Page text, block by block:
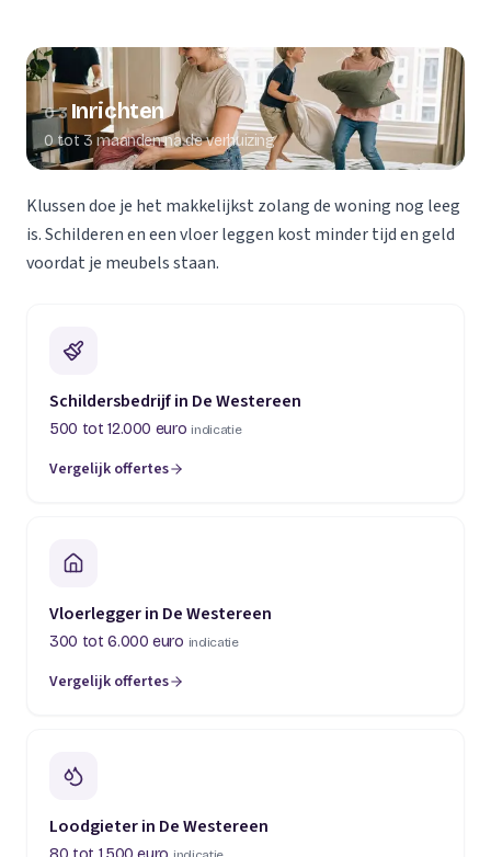
03 Inrichten
0 tot 3 maanden na de verhuizing
Klussen doe je het makkelijkst zolang de woning nog leeg
is. Schilderen en een vloer leggen kost minder tijd en geld
voordat je meubels staan.
Schildersbedrijf in De Westereen
500 tot 12.000 euro indicatie
Vergelijk offertes
Vloerlegger in De Westereen
300 tot 6.000 euro indicatie
Vergelijk offertes
Loodgieter in De Westereen